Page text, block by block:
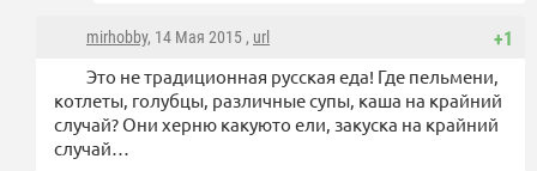
+1
mirhobby, 14 Мая 2015 , url
Это не традиционная русская еда! Где пельмени,
котлеты, голубцы, различные супы, каша на крайний
случай? Они херню какуюто ели, закуска на крайний
случай…